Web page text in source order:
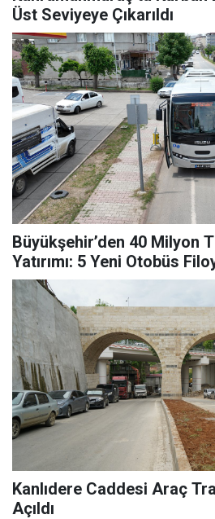
Üst Seviyeye Çıkarıldı
Büyükşehir’den 40 Milyon
Yatırımı: 5 Yeni Otobüs
Kanlıdere Caddesi Araç
Açıldı